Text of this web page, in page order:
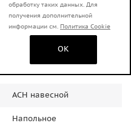
36 месяцев
АСН навесной
Напольное
обработку таких данных. Для
получения дополнительной
информации см. Политика Cookie
OK